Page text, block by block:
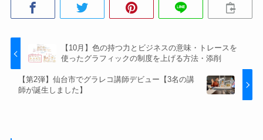
【10月】色の持つ力とビジネスの意味・トレースを
使ったグラフィックの制度を上げる方法・添削
【第2弾】仙台市でグラレコ講師デビュー【3名の講
師が誕生しました】